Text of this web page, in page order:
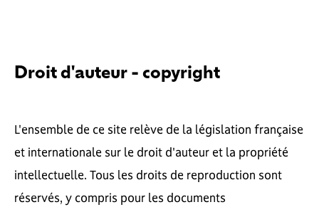
Droit d'auteur - copyright
L'ensemble de ce site relève de la législation française
et internationale sur le droit d'auteur et la propriété
intellectuelle. Tous les droits de reproduction sont
réservés, y compris pour les documents